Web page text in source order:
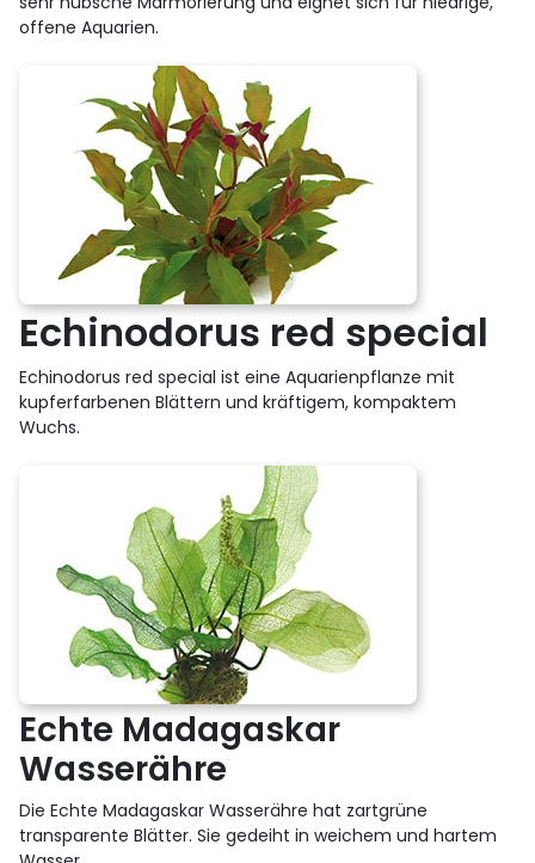
offene Aquarien.
Echinodorus red special
Echinodorus red special ist eine Aquarienpflanze mit
kupferfarbenen Blättern und kräftigem, kompaktem
Wuchs.
Echte Madagaskar
Wasserähre
Die Echte Madagaskar Wasserähre hat zartgrüne
transparente Blätter. Sie gedeiht in weichem und hartem